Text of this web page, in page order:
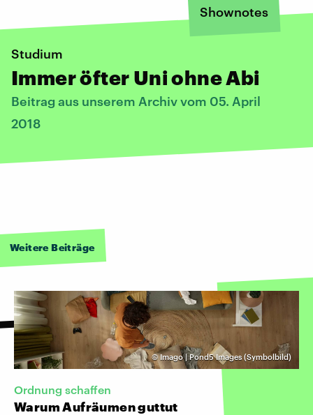
Shownotes
Studium
Immer öfter Uni ohne Abi
Beitrag aus unserem Archiv vom 05. April
2018
Weitere Beiträge
©Imago | Pond5 Images (Symbolbild)
Ordnung schaffen
Warum Aufräumen guttut